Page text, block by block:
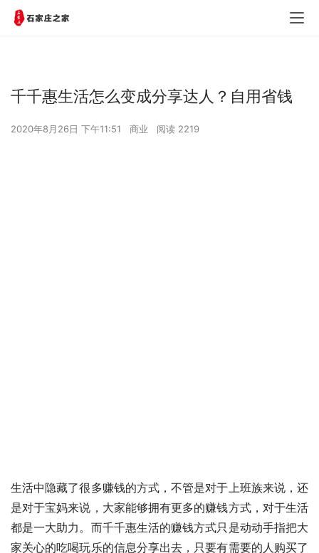
千千惠生活怎么变成分享达人？自用省钱
2020年8月26日 下午11:51 商业 阅读 2219
生活中隐藏了很多赚钱的方式，不管是对于上班族来说，还
是对于宝妈来说，大家能够拥有更多的赚钱方式，对于生活
都是一大助力。而千千惠生活的赚钱方式只是动动手指把大
家关心的吃喝玩乐的信息分享出去，只要有需要的人购买了